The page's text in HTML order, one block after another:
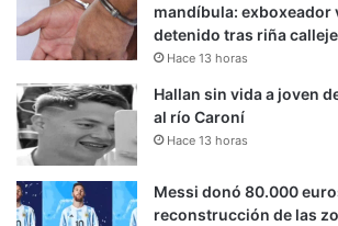
mandíbula: exboxeador
detenido tras riña
Hace 13 horas
Hallan sin vida a joven
al río Caroní
Hace 13 horas
Messi donó 80.000
reconstrucción de las